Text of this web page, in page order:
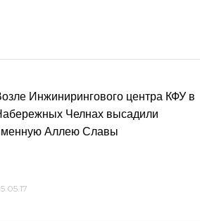
Инжинирингового центра КФУ в
Челнах высадили
Аллею Славы